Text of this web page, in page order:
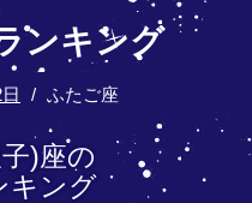
ンキング
ふたご座
)座の
キング